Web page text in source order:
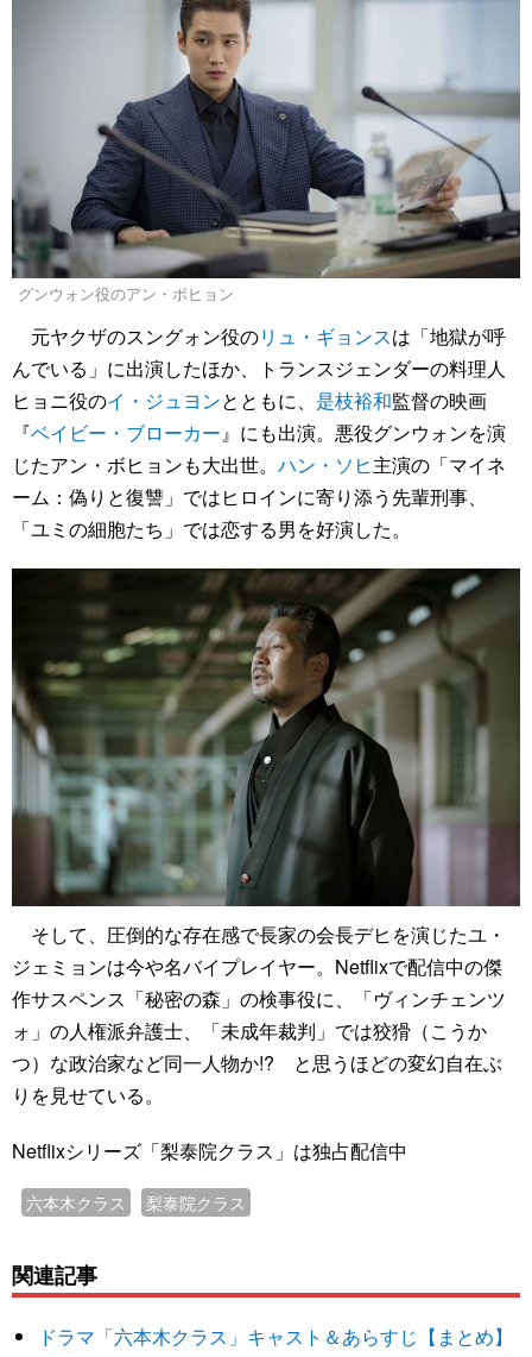
グンウォン役のアン・ボヒョン
元ヤクザのスングォン役のリュ・ギョンスは「地獄が呼
んでいる」に出演したほか、トランスジェンダーの料理人
ヒョニ役のイ・ジュヨンとともに、 是枝裕和監督の映画
『ベイビー・ブローカー』にも出演。悪役グンウォンを演
じたアン・ボヒョンも大出世。 ハン・ソヒ主演の「マイネ
ーム：偽りと復讐」ではヒロインに寄り添う先輩刑事、
「ユミの細胞たち」では恋する男を好演した。
そして、圧倒的な存在感で長家の会長デヒを演じたユ・
ジェミョンは今や名バイプレイヤー。Netflixで配信中の傑
作サスペンス「秘密の森」の検事役に、「ヴィンチェンツ
ォ」の人権派弁護士、「未成年裁判」では狡猾（こうか
つ）な政治家など同一人物か!? と思うほどの変幻自在ぶ
りを見せている。
Netflixシリーズ「梨泰院クラス」は独占配信中
六本木クラス 梨泰院クラス
関連記事
ドラマ「六本木クラス」キャスト＆あらすじ【まとめ】